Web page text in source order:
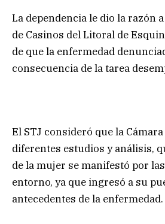
La dependencia le dio la razón
de Casinos del Litoral de
de que la enfermedad
consecuencia de la tarea
El STJ consideró que la
diferentes estudios y análisis,
de la mujer se manifestó por
entorno, ya que ingresó a su
antecedentes de la enfermedad.